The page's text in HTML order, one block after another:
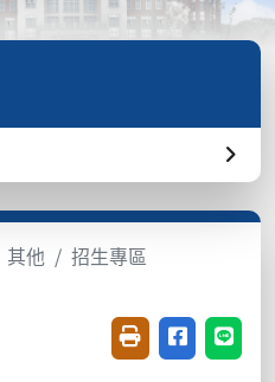
其他
招生專區
友善列印(開新視
分享至臉書
分享